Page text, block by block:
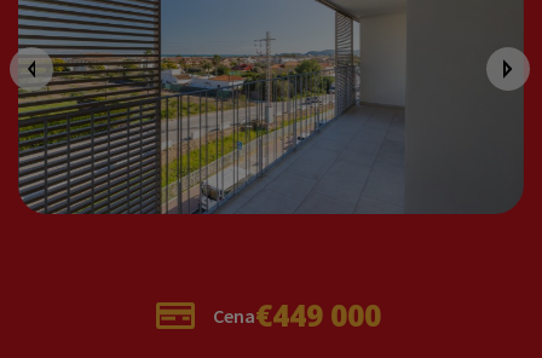
Cena€449 000